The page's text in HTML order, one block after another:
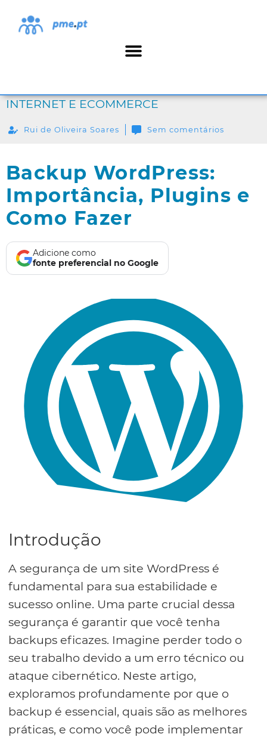
INTERNET E ECOMMERCE
Rui de Oliveira Soares Sem comentários
Backup WordPress:
Importância, Plugins e
Como Fazer
Adicione como
fonte preferencial no Google
Introdução
A segurança de um site WordPress é
fundamental para sua estabilidade e
sucesso online. Uma parte crucial dessa
segurança é garantir que você tenha
backups eficazes. Imagine perder todo o
seu trabalho devido a um erro técnico ou
ataque cibernético. Neste artigo,
exploramos profundamente por que o
backup é essencial, quais são as melhores
práticas, e como você pode implementar